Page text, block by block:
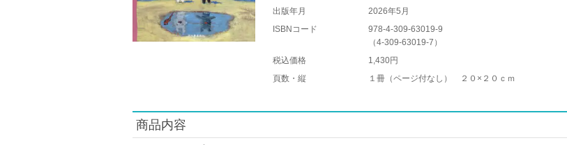
出版年月
2026年5月
ISBNコード
978-4-309-63019-9
（4-309-63019-7 ）
税込価格
1,430円
頁数・縦
１冊（ページ付なし） ２０×２０ｃｍ
商品内容